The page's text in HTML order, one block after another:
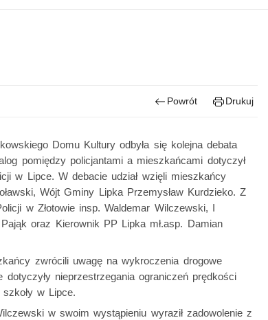
Powrót Drukuj
Domu Kultury odbyła się kolejna debata
pomiędzy policjantami a mieszkańcami dotyczył
w Lipce. W debacie udział wzięli mieszkańcy
Wójt Gminy Lipka Przemysław Kurdzieko. Z
w Złotowie insp. Waldemar Wilczewski, I
oraz Kierownik PP Lipka mł.asp. Damian
zwrócili uwagę na wykroczenia drogowe
dotyczyły nieprzestrzegania ograniczeń prędkości
w Lipce.
w swoim wystąpieniu wyraził zadowolenie z